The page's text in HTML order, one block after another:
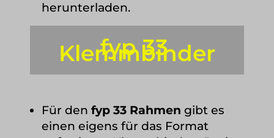
herunterladen.
fyp 33
Klemmbinder
Für denfyp 33 Rahmen gibt es
einen eigens für das Format